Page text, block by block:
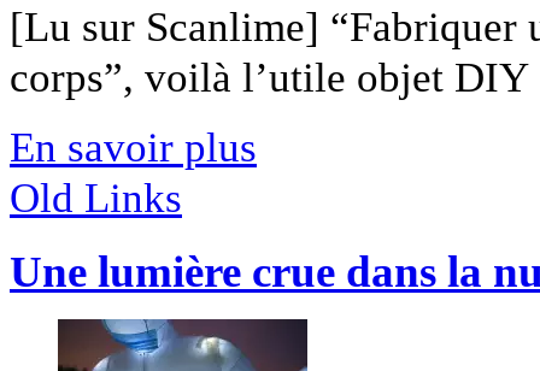
[Lu sur Scanlime] “Fabriquer
corps”, voilà l’utile objet
En savoir plus
Old Links
Une lumière crue dans la